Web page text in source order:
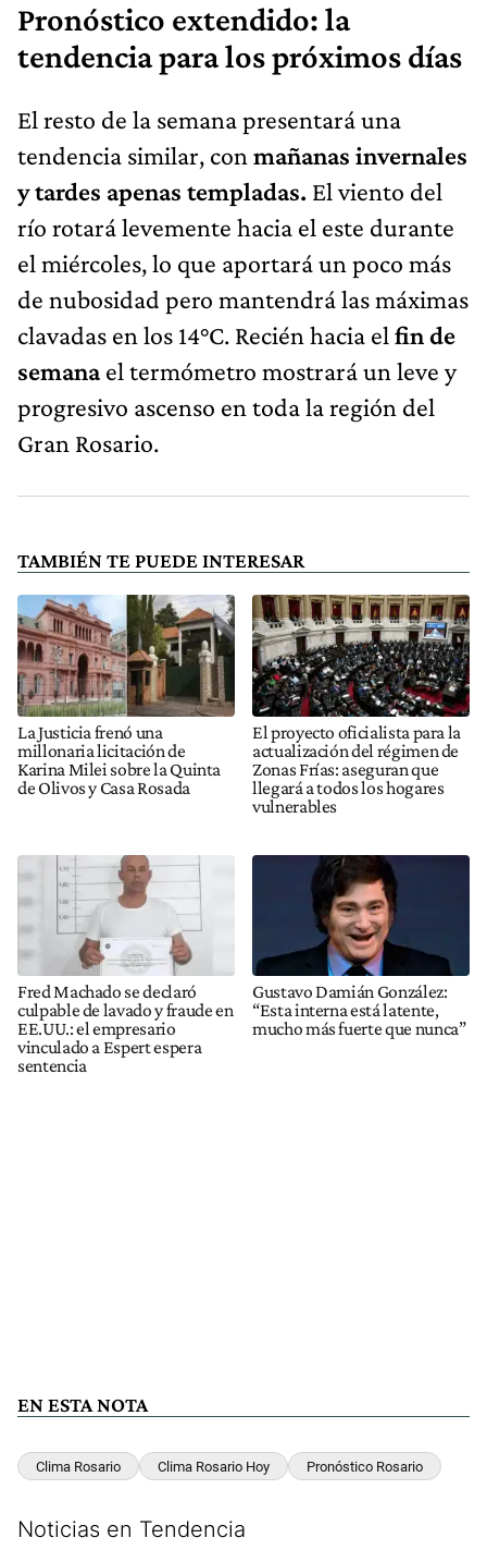
Pronóstico extendido: la
tendencia para los próximos días
El resto de la semana presentará una
tendencia similar, con mañanas invernales
y tardes apenas templadas. El viento del
río rotará levemente hacia el este durante
el miércoles, lo que aportará un poco más
de nubosidad pero mantendrá las máximas
clavadas en los 14°C. Recién hacia el fin de
semanael termómetro mostrará un leve y
progresivo ascenso en toda la región del
Gran Rosario.
TAMBIÉN TE PUEDE INTERESAR
La Justicia frenó una
millonaria licitación de
Karina Milei sobre la Quinta
de Olivos y Casa Rosada
El proyecto oficialista para la
actualización del régimen de
Zonas Frías: aseguran que
llegará a todos los hogares
vulnerables
Fred Machado se declaró
culpable de lavado y fraude en
EE.UU.: el empresario
vinculado a Espert espera
sentencia
Gustavo Damián González:
“Esta interna está latente,
mucho más fuerte que nunca”
EN ESTA NOTA
Clima Rosario Clima Rosario Hoy Pronóstico Rosario
Noticias en Tendencia